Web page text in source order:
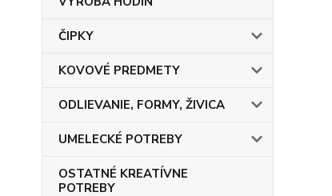
ČIPKY
KOVOVÉ PREDMETY
ODLIEVANIE, FORMY, ŽIVICA
UMELECKÉ POTREBY
OSTATNÉ KREATÍVNE
POTREBY